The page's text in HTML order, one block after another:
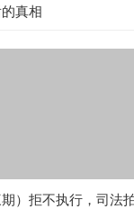
真相
期）拒不执行，司法